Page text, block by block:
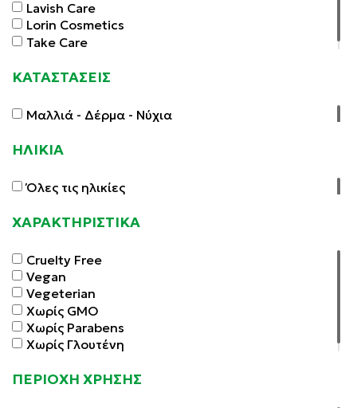
Lavish Care
Lorin Cosmetics
Take Care
ΚΑΤΑΣΤΑΣΕΙΣ
Μαλλιά - Δέρμα - Νύχια
ΗΛΙΚΙΑ
Όλες τις ηλικίες
ΧΑΡΑΚΤΗΡΙΣΤΙΚΑ
Cruelty Free
Vegan
Vegeterian
Χωρίς GMO
Χωρίς Parabens
Χωρίς Γλουτένη
ΠΕΡΙΟΧΗ ΧΡΗΣΗΣ